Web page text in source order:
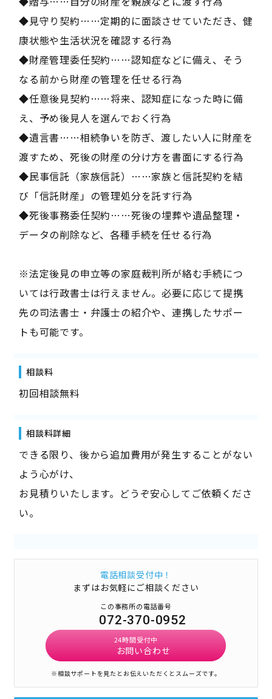
◆見守り契約……定期的に面談させていただき、健
康状態や生活状況を確認する行為
◆財産管理委任契約……認知症などに備え、そう
なる前から財産の管理を任せる行為
◆任意後見契約……将来、認知症になった時に備
え、予め後見人を選んでおく行為
◆遺言書……相続争いを防ぎ、渡したい人に財産を
渡すため、死後の財産の分け方を書面にする行為
◆民事信託（家族信託）……家族と信託契約を結
び「信託財産」の管理処分を託す行為
◆死後事務委任契約……死後の埋葬や遺品整理・
データの削除など、各種手続を任せる行為
※法定後見の申立等の家庭裁判所が絡む手続につ
いては行政書士は行えません。必要に応じて提携
先の司法書士・弁護士の紹介や、連携したサポー
トも可能です。
相談料
初回相談無料
相談料詳細
できる限り、後から追加費用が発生することがない
よう心がけ、
お見積りいたします。どうぞ安心してご依頼くださ
い。
電話相談受付中！
まずはお気軽にご相談ください
この事務所の電話番号
072-370-0952
24時間受付中
お問い合わせ
※相談サポートを見たとお伝えいただくとスムーズです。